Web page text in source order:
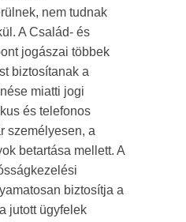
nem tudnak
A Család- és
jogászai többek
biztosítanak a
miatti jogi
és telefonos
személyesen, a
betartása mellett. A
biztosítja a
jutott ügyfelek